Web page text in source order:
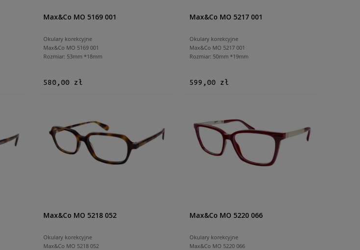
Max&Co MO 5169 001
Okulary korekcyjne
Max&Co MO 5169 001
Rozmiar: 53mm *18mm
580,00 zł
Max&Co MO 5217 001
Okulary korekcyjne
Max&Co MO 5217 001
Rozmiar: 50mm *19mm
599,00 zł
Max&Co MO 5218 052
Okulary korekcyjne
Max&Co MO 5218 052
Max&Co MO 5220 066
Okulary korekcyjne
Max&Co MO 5220 066